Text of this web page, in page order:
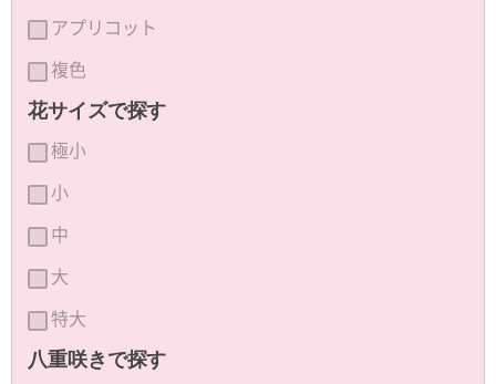
アプリコット
複色
花サイズで探す
極小
小
中
大
特大
八重咲きで探す